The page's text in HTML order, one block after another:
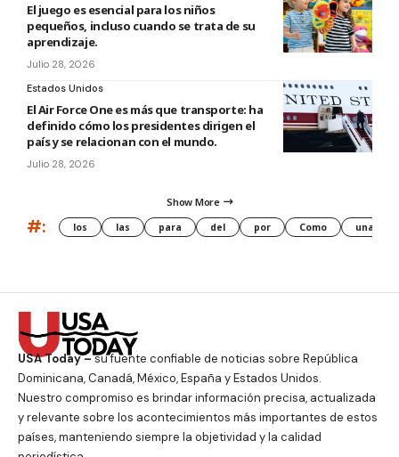
El juego es esencial para los niños
pequeños, incluso cuando se trata de su
aprendizaje.
Julio 28, 2026
Estados Unidos
El Air Force One es más que transporte: ha
definido cómo los presidentes dirigen el
país y se relacionan con el mundo.
Julio 28, 2026
Show More
#: los las para del por Como una
USA Today –su fuente confiable de noticias sobre República
Dominicana, Canadá, México, España y Estados Unidos.
Nuestro compromiso es brindar información precisa, actualizada
y relevante sobre los acontecimientos más importantes de estos
países, manteniendo siempre la objetividad y la calidad